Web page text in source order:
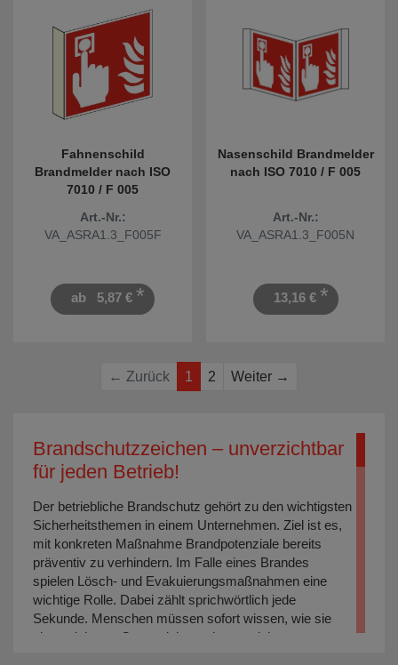
Fahnenschild
Brandmelder nach ISO
7010 / F 005
Art.-Nr.:
VA_ASRA1.3_F005F
ab 5,87 € *
Nasenschild Brandmelder
nach ISO 7010 / F 005
Art.-Nr.:
VA_ASRA1.3_F005N
13,16 € *
← Zurück 1 2 Weiter →
Brandschutzzeichen – unverzichtbar
für jeden Betrieb!
Der betriebliche Brandschutz gehört zu den wichtigsten
Sicherheitsthemen in einem Unternehmen. Ziel ist es,
mit konkreten Maßnahme Brandpotenziale bereits
präventiv zu verhindern. Im Falle eines Brandes
spielen Lösch- und Evakuierungsmaßnahmen eine
wichtige Rolle. Dabei zählt sprichwörtlich jede
Sekunde. Menschen müssen sofort wissen, wie sie
einen sicheren Ort erreichen oder wo sich